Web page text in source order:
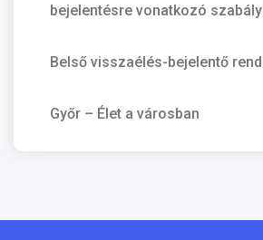
bejelentésre vonatkozó
Belső visszaélés-bejelentő
Győr – Élet a városban